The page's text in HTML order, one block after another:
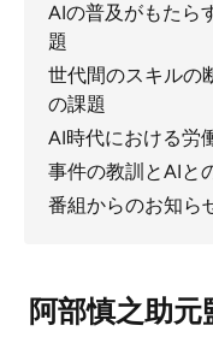
AIの普及がもたら
題
世代間のスキルの
の課題
AI時代における労
事件の教訓とAIと
番組からのお知ら
阿部慎之助